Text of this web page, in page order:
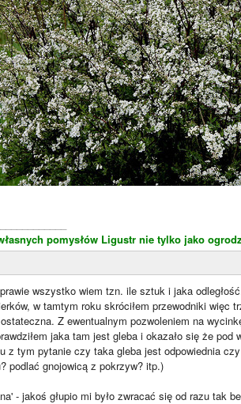
pomysłów Ligustr nie tylko jako
wszystko wiem tzn. ile sztuk i jaka
w tamtym roku skróciłem przewodniki
Z ewentualnym pozwoleniem na
jaka tam jest gleba i okazało się że pod
z tym pytanie czy taka gleba jest odpowiednia
podlać gnojowicą z pokrzyw? itp.)
- jakoś głupio mi było zwracać się od razu tak